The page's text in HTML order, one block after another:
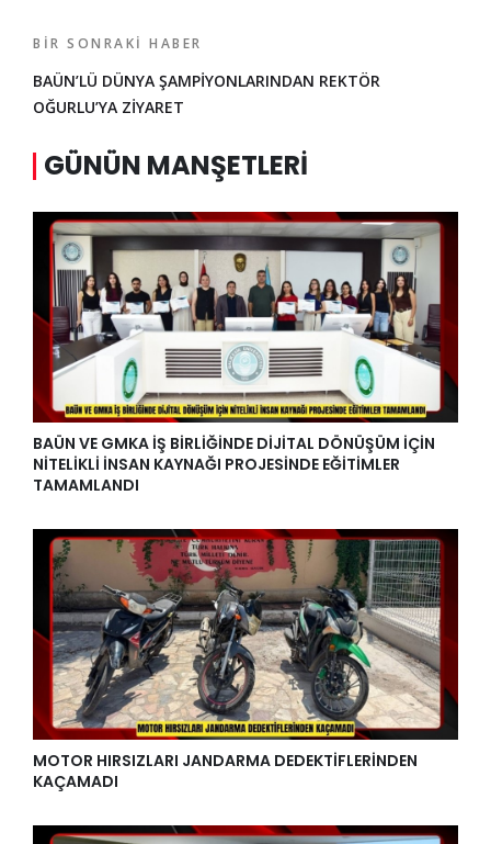
BIR SONRAKI HABER
BAÜN’LÜ DÜNYA ŞAMPİYONLARINDAN REKTÖR
OĞURLU’YA ZİYARET
GÜNÜN MANŞETLERI
BAÜN VE GMKA İŞ BİRLİĞİNDE DİJİTAL DÖNÜŞÜM İÇİN
NİTELİKLİ İNSAN KAYNAĞI PROJESİNDE EĞİTİMLER
TAMAMLANDI
MOTOR HIRSIZLARI JANDARMA DEDEKTİFLERİNDEN
KAÇAMADI